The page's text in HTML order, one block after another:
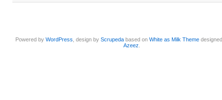
Powered byWordPress , design byScrupeda based onWhite as Milk Theme
Azeez